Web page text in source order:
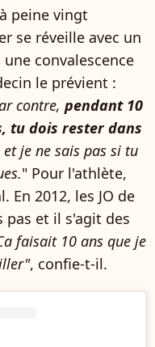
peine vingt
se réveille avec un
convalescence
le prévient :
contre, pendant 10
tu dois rester dans
et je ne sais pas si tu
" Pour l'athlète,
En 2012, les JO de
pas et il s'agit des
faisait 10 ans que je
, confie-t-il.